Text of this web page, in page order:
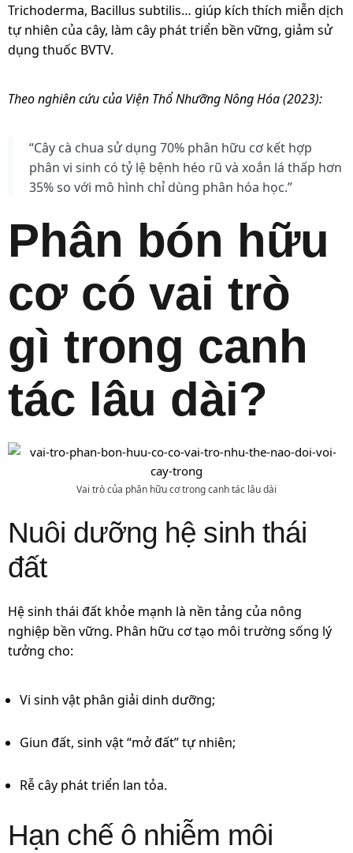
Trichoderma, Bacillus subtilis… giúp kích thích miễn dịch
tự nhiên của cây, làm cây phát triển bền vững, giảm sử
dụng thuốc BVTV.
Theo nghiên cứu của Viện Thổ Nhưỡng Nông Hóa (2023):
“Cây cà chua sử dụng 70% phân hữu cơ kết hợp
phân vi sinh có tỷ lệ bệnh héo rũ và xoắn lá thấp hơn
35% so với mô hình chỉ dùng phân hóa học.”
Phân bón hữu
cơ có vai trò
gì trong canh
tác lâu dài?
Vai trò của phân hữu cơ trong canh tác lâu dài
Nuôi dưỡng hệ sinh thái
đất
Hệ sinh thái đất khỏe mạnh là nền tảng của nông
nghiệp bền vững. Phân hữu cơ tạo môi trường sống lý
tưởng cho:
Vi sinh vật phân giải dinh dưỡng;
Giun đất, sinh vật “mở đất” tự nhiên;
Rễ cây phát triển lan tỏa.
Hạn chế ô nhiễm môi